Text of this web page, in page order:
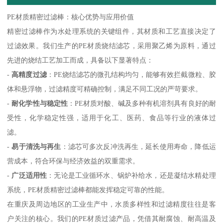
PE材质精密过滤棒：核心优势与应用价值
精密过滤棒作为水处理系统的关键组件，其材质和工艺直接决定了
过滤效果。我们生产的PE材质烧结滤芯，采用聚乙烯为原料，通过
先进的烧结工艺加工而成，具备以下显著特点：
-高精度过滤：PE烧结滤芯的微孔结构均匀，能够有效拦截微粒、胶
体和悬浮物，过滤精度可精确控制，满足不同工况的严苛要求。
-耐化学性与稳定性：PE材质对酸、碱及多种有机溶剂具有良好的耐
受性，化学稳定性强，适用于化工、医药、食品等行业的液体过
滤。
-易于清洗与再生 ：滤芯可多次反冲洗再生，延长使用寿命，降低运
营成本，符合环保与经济效益的双重需求。
- 广泛适用性 ：无论是工业循环水、锅炉补给水，还是凝结水精处理
系统，PE材质精密过滤棒都能发挥稳定可靠的性能。
在重庆及周边地区的工业生产中，水质多样性和过滤精度往往是客
户关注的核心。我们的PE材质过滤产品，凭借其耐腐蚀、耐高温及